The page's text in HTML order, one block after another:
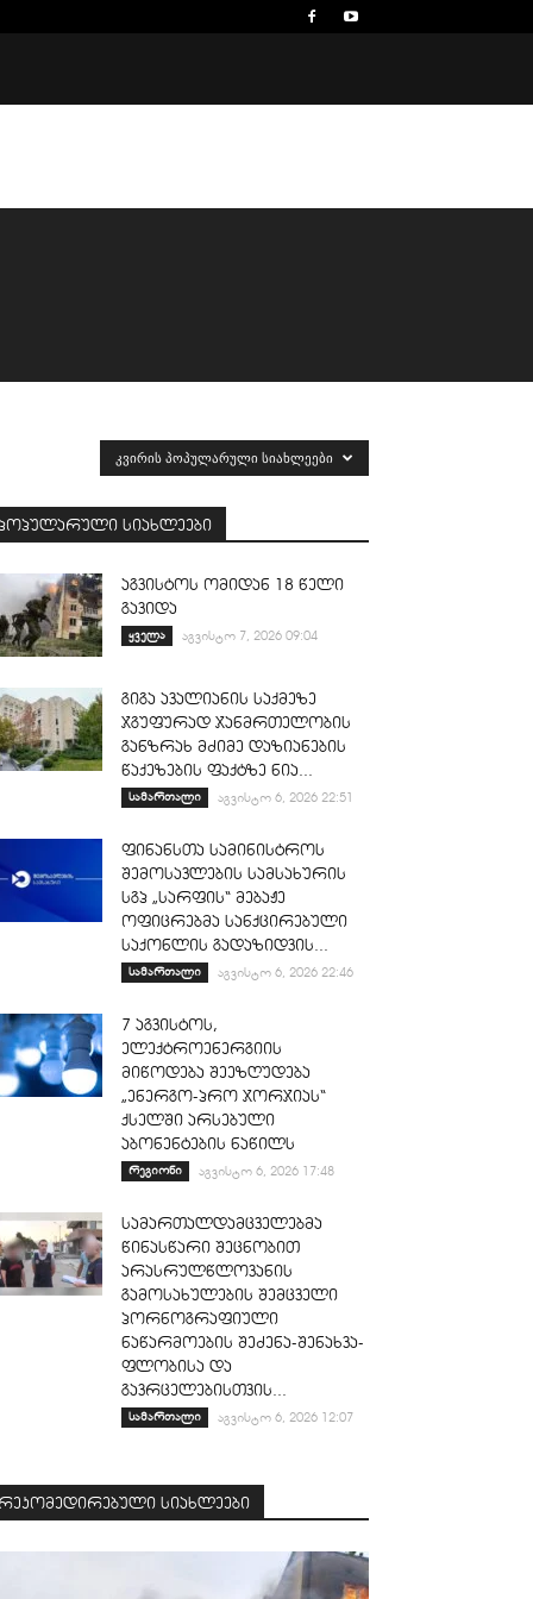
ᲙᲕᲘᲠᲘᲡ ᲞᲝᲞᲣᲚᲐᲠᲣᲚᲘ ᲡᲘᲐᲮᲚᲔᲔᲑᲘ
სიახლეები
აგვისტოს ომიდან 18 წელი
გავიდა
ყველა აგვისტო 7, 2026 09:04
გიგა ავალიანის საქმეზე
ჯგუფურად ჯანმრთელობის
განზრახ მძიმე დაზიანების
წაქეზების ფაქტზე ნია...
სამართალი აგვისტო 6, 2026 22:51
ფინანსთა სამინისტროს
შემოსავლების სამსახურის
სგპ „სარფის“ მებაჟე
ოფიცრებმა სანქცირებული
საქონლის გადაზიდვის...
სამართალი აგვისტო 6, 2026 22:46
7 აგვისტოს,
ელექტროენერგიის
მიწოდება შეეზღუდება
„ენერგო-პრო ჯორჯიას“
ქსელში არსებული
აბონენტების ნაწილს
რეგიონი აგვისტო 6, 2026 17:48
სამართალდამცველებმა
წინასწარი შეცნობით
არასრულწლოვანის
გამოსახულების შემცველი
პორნოგრაფიული
ნაწარმოების შეძენა-შენახვა-
ფლობისა და
გავრცელებისთვის...
სამართალი აგვისტო 6, 2026 12:07
რეკომედირებული სიახლეები